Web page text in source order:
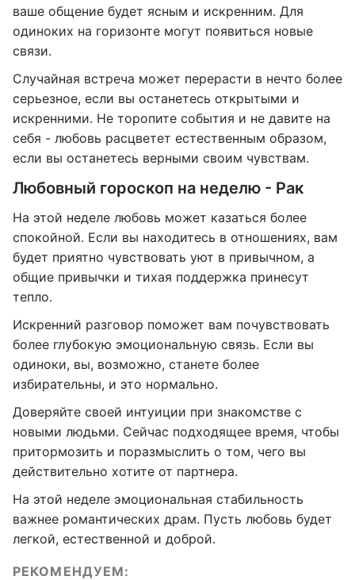
ваше общение будет ясным и искренним. Для
одиноких на горизонте могут появиться новые
связи.
Случайная встреча может перерасти в нечто более
серьезное, если вы останетесь открытыми и
искренними. Не торопите события и не давите на
себя - любовь расцветет естественным образом,
если вы останетесь верными своим чувствам.
Любовный гороскоп на неделю - Рак
На этой неделе любовь может казаться более
спокойной. Если вы находитесь в отношениях, вам
будет приятно чувствовать уют в привычном, а
общие привычки и тихая поддержка принесут
тепло.
Искренний разговор поможет вам почувствовать
более глубокую эмоциональную связь. Если вы
одиноки, вы, возможно, станете более
избирательны, и это нормально.
Доверяйте своей интуиции при знакомстве с
новыми людьми. Сейчас подходящее время, чтобы
притормозить и поразмыслить о том, чего вы
действительно хотите от партнера.
На этой неделе эмоциональная стабильность
важнее романтических драм. Пусть любовь будет
легкой, естественной и доброй.
РЕКОМЕНДУЕМ: